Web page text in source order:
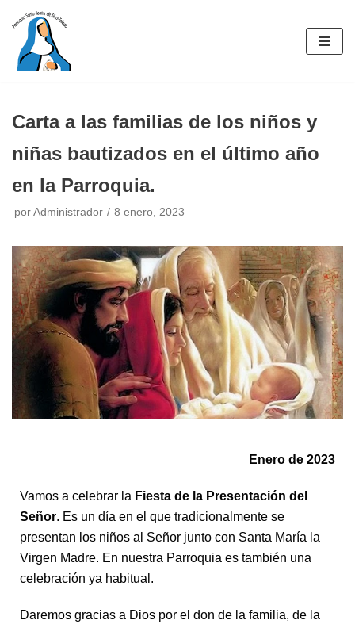
Saltar
contenido
Carta a las familias de los niños y
niñas bautizados en el último año
en la Parroquia.
por Administrador 8 enero, 2023
Enero de 2023
Vamos a celebrar la Fiesta de la Presentación del
Señor. Es un día en el que tradicionalmente se
presentan los niños al Señor junto con Santa María la
Virgen Madre. En nuestra Parroquia es también una
celebración ya habitual.
Daremos gracias a Dios por el don de la familia, de la